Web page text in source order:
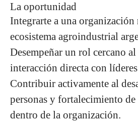
La oportunidad
Integrarte a una organización
ecosistema agroindustrial
Desempeñar un rol cercano
interacción directa con
Contribuir activamente al
personas y fortalecimiento de
dentro de la organización.